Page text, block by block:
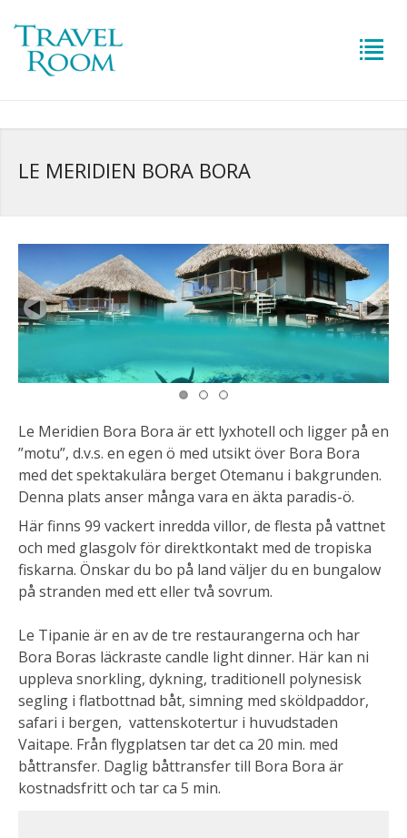
LE MERIDIEN BORA BORA
Le Meridien Bora Bora är ett lyxhotell och ligger på en
”motu”, d.v.s. en egen ö med utsikt över Bora Bora
med det spektakulära berget Otemanu i bakgrunden.
Denna plats anser många vara en äkta paradis-ö.
Här finns 99 vackert inredda villor, de flesta på vattnet
och med glasgolv för direktkontakt med de tropiska
fiskarna. Önskar du bo på land väljer du en bungalow
på stranden med ett eller två sovrum.
Le Tipanie är en av de tre restaurangerna och har
Bora Boras läckraste candle light dinner. Här kan ni
uppleva snorkling, dykning, traditionell polynesisk
segling i flatbottnad båt, simning med sköldpaddor,
safari i bergen, vattenskotertur i huvudstaden
Vaitape. Från flygplatsen tar det ca 20 min. med
båttransfer. Daglig båttransfer till Bora Bora är
kostnadsfritt och tar ca 5 min.